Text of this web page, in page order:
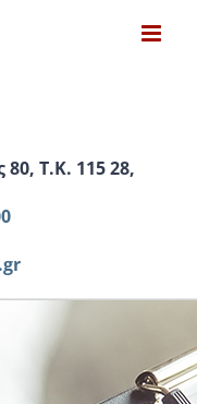
Τ.Κ. 115 28,